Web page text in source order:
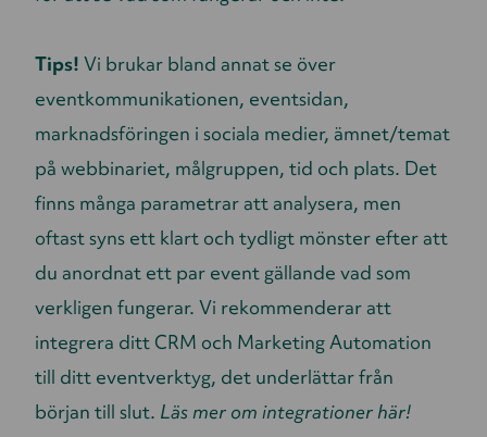
Tips! Vi brukar bland annat se över
eventkommunikationen, eventsidan,
marknadsföringen i sociala medier, ämnet/temat
på webbinariet, målgruppen, tid och plats. Det
finns många parametrar att analysera, men
oftast syns ett klart och tydligt mönster efter att
du anordnat ett par event gällande vad som
verkligen fungerar. Vi rekommenderar att
integrera ditt CRM och Marketing Automation
till ditt eventverktyg, det underlättar från
början till slut. Läs mer om integrationer här!